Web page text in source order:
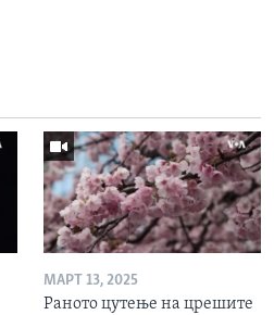
МАРТ 13, 2025
Раното цутење на црешите